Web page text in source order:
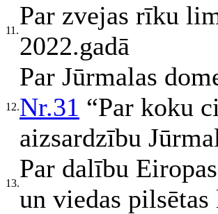
11.
Par zvejas rīku
2022.gadā
12.
Par Jūrmalas
Nr.31 “Par koku
aizsardzību
13.
Par dalību
un viedas